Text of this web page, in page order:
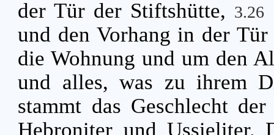
der Tür der Stiftshütte, 3.26
und den Vorhang in der
die Wohnung und um den
und alles, was zu ihrem
stammt das Geschlecht
Hebroniter und Ussieliter.